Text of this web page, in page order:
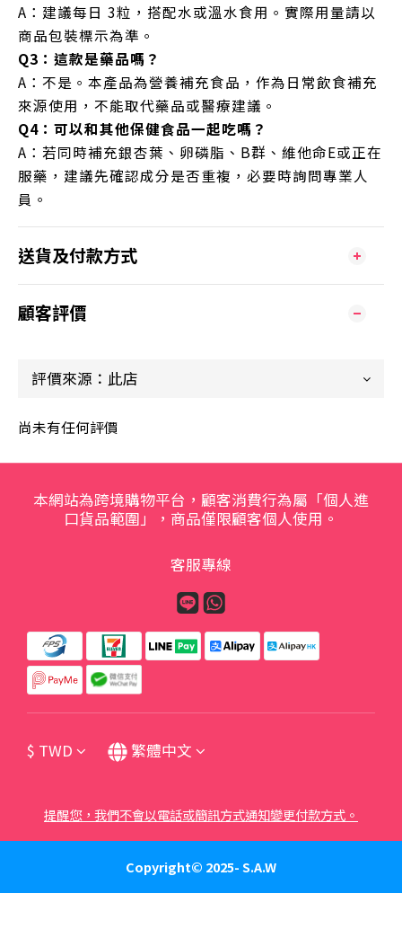
A：建議每日 3粒，搭配水或溫水食用。實際用量請以
商品包裝標示為準。
Q3：這款是藥品嗎？
A：不是。本產品為營養補充食品，作為日常飲食補充
來源使用，不能取代藥品或醫療建議。
Q4：可以和其他保健食品一起吃嗎？
A：若同時補充銀杏葉、卵磷脂、B群、維他命E或正在
服藥，建議先確認成分是否重複，必要時詢問專業人
員。
送貨及付款方式
顧客評價
尚未有任何評價
本網站為跨境購物平台，顧客消費行為屬「個人進
口貨品範圍」，商品僅限顧客個人使用。
客服專線
$ TWD 繁體中文
提醒您，我們不會以電話或簡訊方式通知變更付款方式。
Copyright© 2025- S.A.W